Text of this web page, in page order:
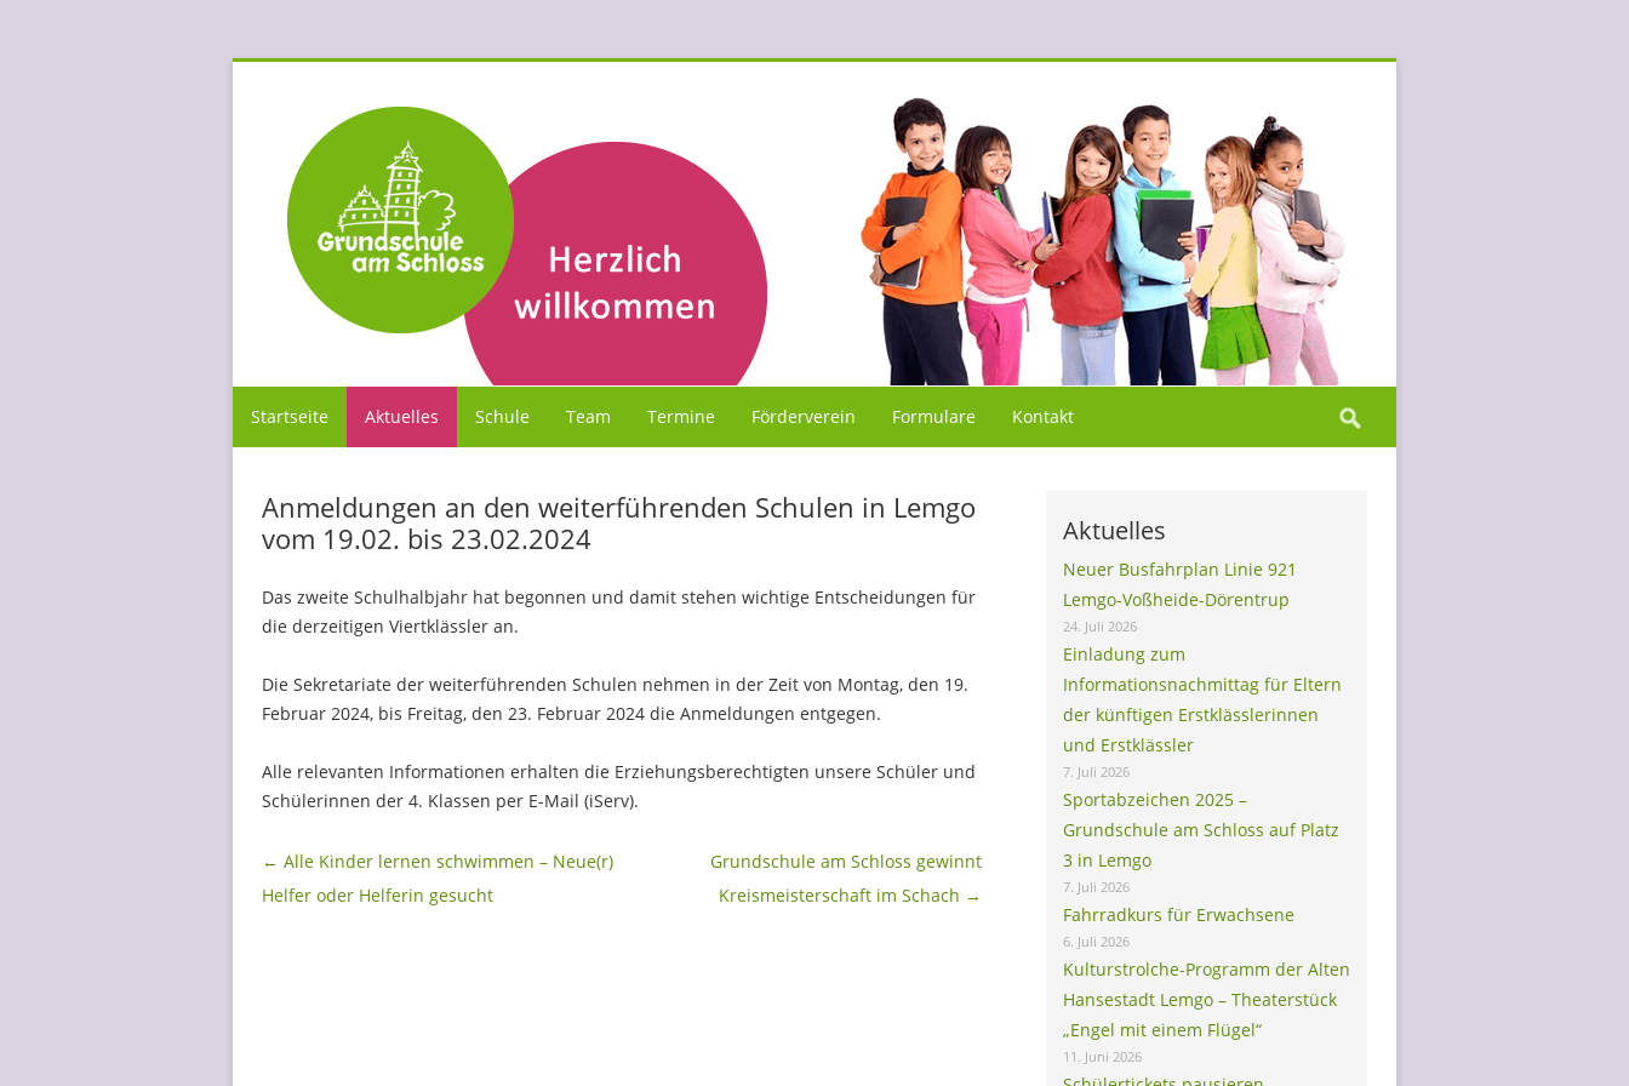
Startseite Aktuelles Schule Team Termine Förderverein Formulare Kontakt
Suchen
nach:
Anmeldungen an den weiterführenden Schulen in Lemgo
vom 19.02. bis 23.02.2024
Das zweite Schulhalbjahr hat begonnen und damit stehen wichtige Entscheidungen für
die derzeitigen Viertklässler an.
Die Sekretariate der weiterführenden Schulen nehmen in der Zeit von Montag, den 19.
Februar 2024, bis Freitag, den 23. Februar 2024 die Anmeldungen entgegen.
Alle relevanten Informationen erhalten die Erziehungsberechtigten unsere Schüler und
Schülerinnen der 4. Klassen per E-Mail (iServ).
Beitragsnavigation
← Alle Kinder lernen schwimmen – Neue(r)
Helfer oder Helferin gesucht
Grundschule am Schloss gewinnt
Kreismeisterschaft im Schach →
Aktuelles
Neuer Busfahrplan Linie 921
Lemgo-Voßheide-Dörentrup
24. Juli 2026
Einladung zum
Informationsnachmittag für Eltern
der künftigen Erstklässlerinnen
und Erstklässler
7. Juli 2026
Sportabzeichen 2025 –
Grundschule am Schloss auf Platz
3 in Lemgo
7. Juli 2026
Fahrradkurs für Erwachsene
6. Juli 2026
Kulturstrolche-Programm der Alten
Hansestadt Lemgo – Theaterstück
„Engel mit einem Flügel“
11. Juni 2026